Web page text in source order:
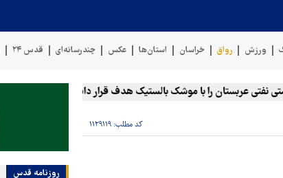
ورزش رواق خراسان استان‌ها عکس چندرسانه‌ای قدس ۲۴
عربستان را با موشک بالستیک هدف قرار دادیم
کد مطلب: ۱۱۲۹۱۱۹
روزنامه قدس